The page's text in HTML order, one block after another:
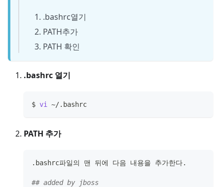
.bashrc열기
PATH추가
PATH 확인
.bashrc 열기
$ vi ~/.bashrc
PATH 추가
.bashrc파일의 맨 뒤에 다음 내용을 추가한다.
## added by jboss